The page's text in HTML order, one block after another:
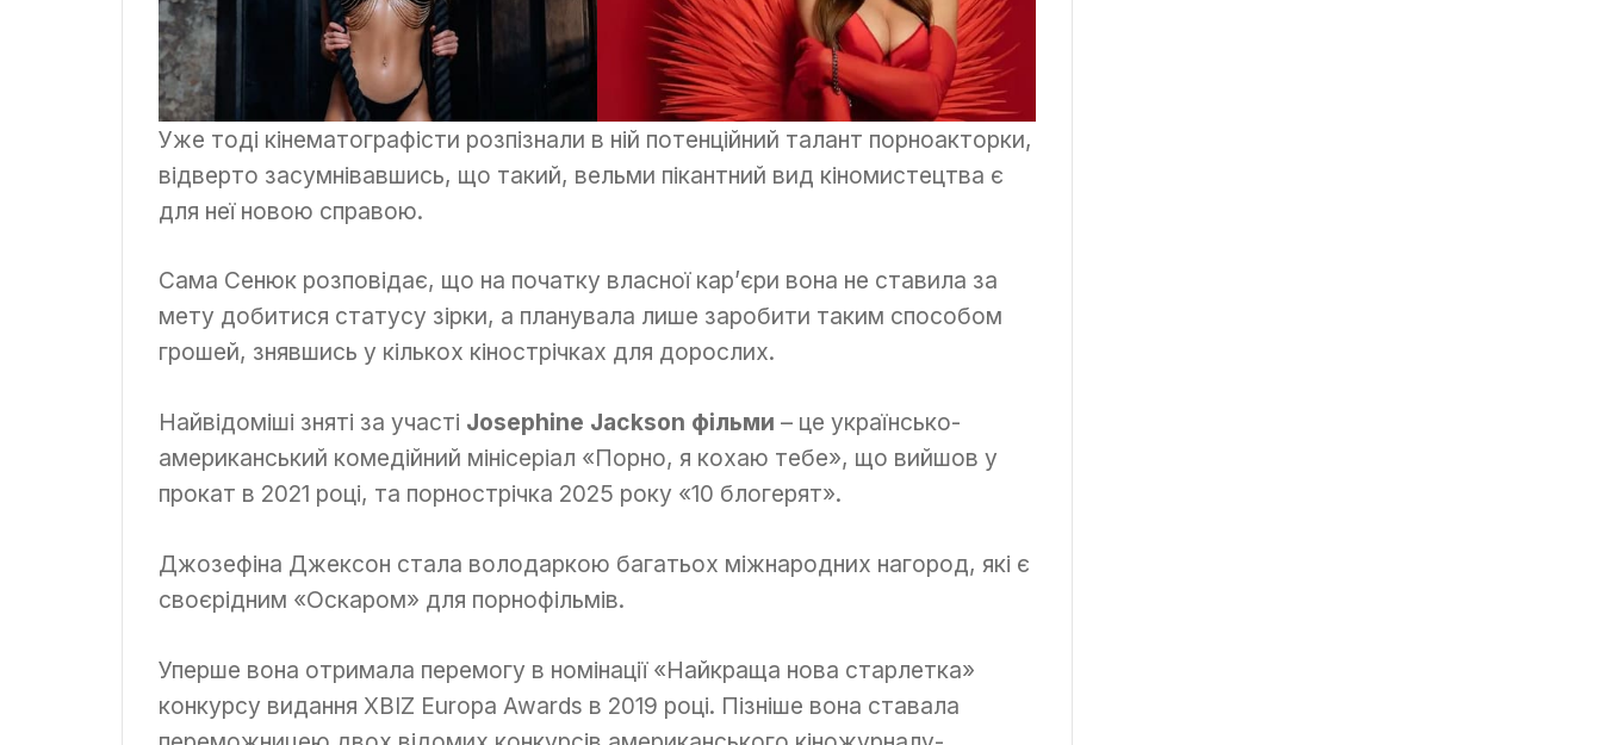
Уже тоді кінематографісти розпізнали в ній потенційний талант порноакторки,
відверто засумнівавшись, що такий, вельми пікантний вид кіномистецтва є
для неї новою справою.
Сама Сенюк розповідає, що на початку власної кар’єри вона не ставила за
мету добитися статусу зірки, а планувала лише заробити таким способом
грошей, знявшись у кількох кінострічках для дорослих.
Найвідоміші зняті за участі Josephine Jackson фільми – це українсько-
американський комедійний мінісеріал «Порно, я кохаю тебе», що вийшов у
прокат в 2021 році, та порнострічка 2025 року «10 блогерят».
Джозефіна Джексон стала володаркою багатьох міжнародних нагород, які є
своєрідним «Оскаром» для порнофільмів.
Уперше вона отримала перемогу в номінації «Найкраща нова старлетка»
конкурсу видання XBIZ Europa Awards в 2019 році. Пізніше вона ставала